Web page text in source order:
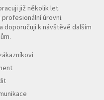
již několik let.
úrovni.
doporučuji k návštěvě dalším